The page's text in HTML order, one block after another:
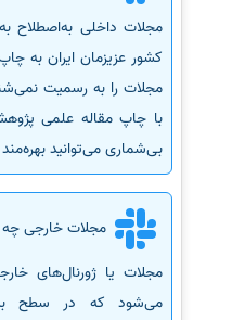
مجلات داخلی به‌اصطلاح
کشور عزیزمان ایران به
مجلات را به رسمیت
با چاپ مقاله علمی
بی‌شماری می‌توانید
مجلات خارجی
مجلات یا ژورنال‌های
می‌شود که در سطح